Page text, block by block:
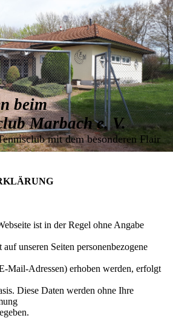
beim
Marbach e. V.
mit dem besonderen Flair
ist in der Regel ohne Angabe
unseren Seiten personenbezogene
Mail-Adressen) erhoben werden, erfolgt
Diese Daten werden ohne Ihre